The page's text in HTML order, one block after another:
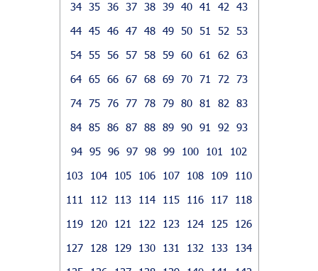
34 35 36 37 38 39 40 41 42
43
44 45 46 47 48 49 50 51 52
53
54 55 56 57 58 59 60 61 62
63
64 65 66 67 68 69 70 71 72
73
74 75 76 77 78 79 80 81 82
83
84 85 86 87 88 89 90 91 92
93
94 95 96 97 98 99 100 101
102
103
104 105 106 107 108 109
110
111
112 113 114 115 116 117
118
119
120 121 122 123 124 125
126
127
128 129 130 131 132 133
134